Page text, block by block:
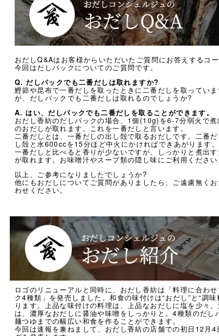
おだしQ&Aはお客様からいただいたご質問にお答えするコ
今回はだしパックについてのご質問です。
Q. だしパックでも二番だしは取れますか?
鰹節や昆布で一番だしを取ったときに二番だしを取ってい
が、だしパックでも二番だしは取れるのでしょうか?
A. はい、だしパックでも二番だしを取ることができます。
おだし香紡のだしパックの場合、1個(10g)を6-7分弱火で
のおだしが取れます。これを一番だしと言います。
二番だしとは、一番だしの出し殻で取るおだしです。二番
し殻と水600ccを15分ほど中火にかければできあがります。
一番だしと比べると香りが少ないですが、しっかりと煮出
が取れます。お味噌汁やスープ類の隠し味にご利用くださ
以上、ご参考になりましたでしょうか?
他にもおだしについてご質問がありましたら、ご遠慮無く
わせください。
ロゴのリニューアルと同時に、おだし香紡は「料理に合わ
ク4種類」を発売しました。和食の味付けは“おだし”と“調
ります。上品な味付けの料理は、上品なおだしに塩を少々
は、濃厚なおだしに醤油や味噌をしっかりと。4種類のだし
麺つゆまでの幅広い和食を作ることができます。
今回は速報を兼ねまして、おだし香紡の店舗での初日12月